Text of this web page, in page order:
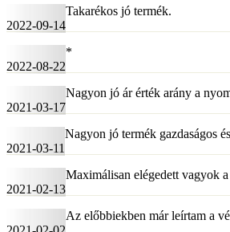
2022-09-14
Takarékos jó termék.
2022-08-22
*
2021-03-17
Nagyon jó ár érték arány a
2021-03-11
Nagyon jó termék gazdaságos
2021-02-13
Maximálisan elégedett vagyok
Az előbbiekben már leírtam a